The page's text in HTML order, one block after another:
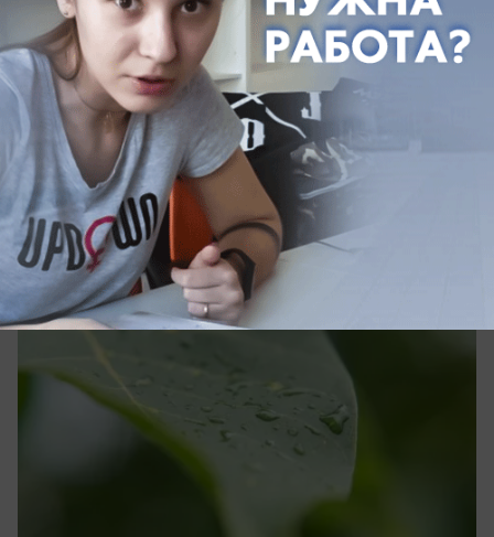
сегодня в 08:26 0
Общество
Не +32, и уже спасибо: Ставрополь ждет
дождливое воскресенье
И даже магнитных бурь почти не предвидится